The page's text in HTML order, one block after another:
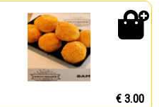
€ 3.00